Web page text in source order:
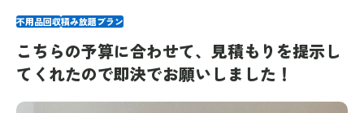
不用品回収積み放題プラン
こちらの予算に合わせて、見積もりを提示し
てくれたので即決でお願いしました！